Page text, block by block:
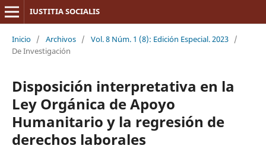
IUSTITIA SOCIALIS
Inicio / Archivos / Vol. 8 Núm. 1 (8): Edición Especial. 2023 /
De Investigación
Disposición interpretativa en la
Ley Orgánica de Apoyo
Humanitario y la regresión de
derechos laborales